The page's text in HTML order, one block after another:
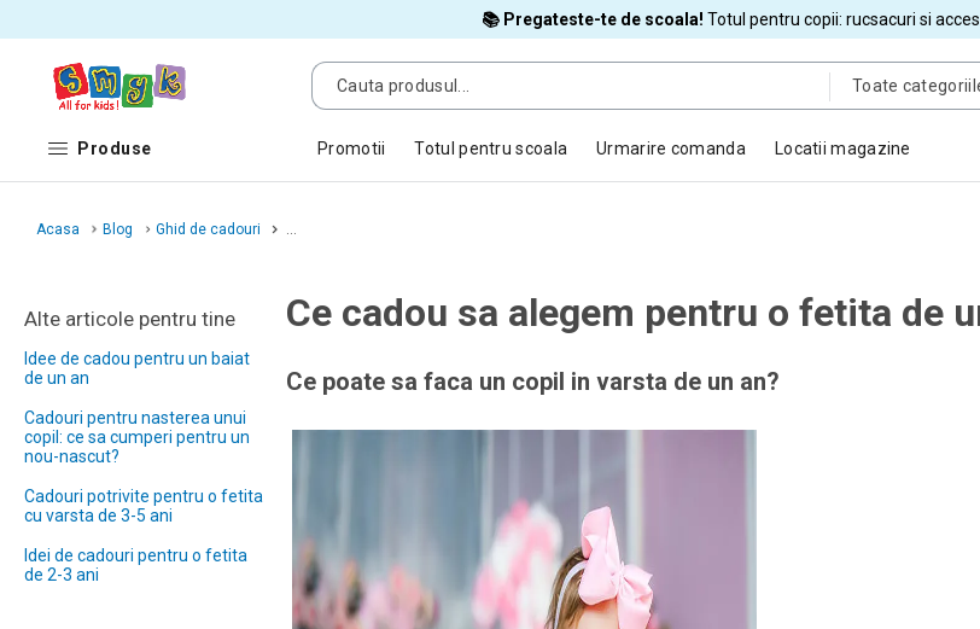
📚 Pregateste-te de scoala! Totul pentru copii: rucsacuri si
Toate
Produse Promotii Totul pentru scoala Urmarire comanda Locatii magazine
Acasa Blog Ghid de cadouri ...
Alte articole pentru tine
Idee de cadou pentru un baiat
de un an
Cadouri pentru nasterea unui
copil: ce sa cumperi pentru un
nou-nascut?
Cadouri potrivite pentru o fetita
cu varsta de 3-5 ani
Idei de cadouri pentru o fetita
de 2-3 ani
Ce cadou sa alegem pentru o fetita de
Ce poate sa faca un copil in varsta de un an?